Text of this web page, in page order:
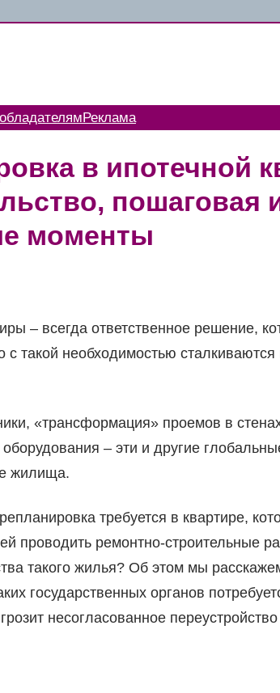
Реклама
в ипотечной
пошаговая
моменты
– всегда ответственное решение,
с такой необходимостью сталкиваются
«трансформация» проемов в
оборудования – эти и другие
жилища.
требуется в квартире,
проводить ремонтно-строительные
такого жилья? Об этом мы
государственных органов
несогласованное